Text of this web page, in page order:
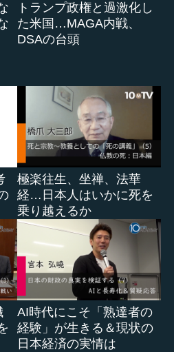
を巻き込むためです。菅氏
とは思います。
トランプ政権と過激化し
た米国…MAGA内戦、
DSAの台頭
極楽往生、坐禅、法華
経…日本人はいかに死を
乗り越えるか
AI時代にこそ「熟達者の
経験」が生きる＆現状の
日本経済の実情は